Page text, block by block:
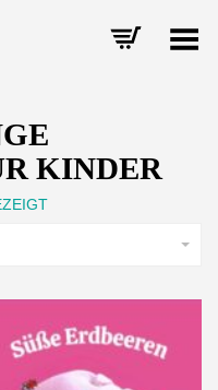
Toggle Menu
KINDER